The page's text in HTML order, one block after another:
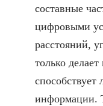
составные
цифровыми
расстояний,
только
информации.